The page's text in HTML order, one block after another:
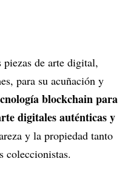
de arte digital,
para su acuñación y
blockchain para
digitales auténticas y
y la propiedad tanto
coleccionistas.